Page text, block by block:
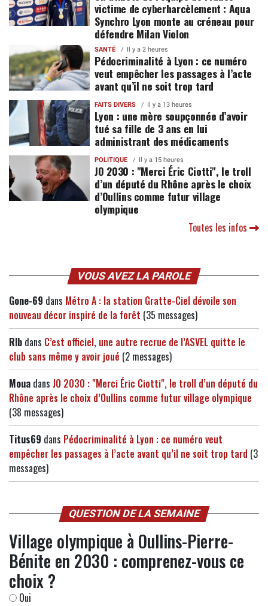
victime de cyberharcèlement : Aqua
Synchro Lyon monte au créneau pour
défendre Milan Violon
SANTÉ Il y a 2 heures
Pédocriminalité à Lyon : ce numéro
veut empêcher les passages à l’acte
avant qu’il ne soit trop tard
FAITS DIVERS Il y a 13 heures
Lyon : une mère soupçonnée d’avoir
tué sa fille de 3 ans en lui
administrant des médicaments
POLITIQUE Il y a 15 heures
JO 2030 : "Merci Éric Ciotti", le troll
d’un député du Rhône après le choix
d’Oullins comme futur village
olympique
Toutes les infos
VOUS AVEZ LA PAROLE
Gone-69 dans Métro A : la station Gratte-Ciel dévoile son
nouveau décor inspiré de la forêt (35 messages)
Rlb dans C’est officiel, une autre recrue de l’ASVEL quitte le
club sans même y avoir joué (2 messages)
Moua dans JO 2030 : "Merci Éric Ciotti", le troll d’un député du
Rhône après le choix d’Oullins comme futur village olympique
(38 messages)
Titus69 dans Pédocriminalité à Lyon : ce numéro veut
empêcher les passages à l’acte avant qu’il ne soit trop tard (3
messages)
QUESTION DE LA SEMAINE
Village olympique à Oullins-Pierre-
Bénite en 2030 : comprenez-vous ce
choix ?
Oui